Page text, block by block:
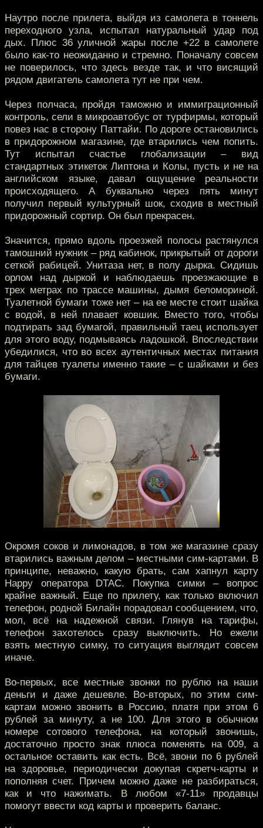
Наутро после прилета, выйдя из самолета в тоннель
переходного узла, испытал натуральный удар под
дых. Плюс 36 уличной жары после +22 в самолете
было как-то неожиданно и стремно. Поначалу совсем
не поверилось, что здесь везде так, и что висящий
рядом двигатель самолета тут не при чем.
Через полчаса, пройдя таможню и иммиграционный
контроль, сели в микроавтобус от турфирмы, который
повез нас в сторону Паттайи. По дороге остановились
в придорожном магазине, где втарились чем попить.
Тут испытал счастье глобализации – вид
стандартных этикеток Липтона и Колы, пусть и не на
английском языке, давал ощущение реальности
происходящего. А буквально через пять минут
получил первый культурный шок, сходив в местный
придорожный сортир. Он был прекрасен.
Значится, прямо вдоль проезжей полосы растянулся
тамошний нужник – ряд кабинок, прикрытый от дороги
сеткой рабицей. Унитаза нет, в полу дырка. Сидишь
орлом над дыркой и наблюдаешь проезжающие в
трех метрах по трассе машины, дымя беломориной.
Туалетной бумаги тоже нет – на ее месте стоит шайка
с водой, в ней плавает ковшик. Вместо того, чтобы
подтирать зад бумагой, правильный таец использует
для этого воду, подмываясь ладошкой. Впоследствии
убедилися, что во всех аутентичных местах питания
для тайцев туалеты именно такие – с шайками и без
бумаги.
Окромя соков и лимонадов, в том же магазине сразу
втарились важным делом – местными сим-картами. В
принципе, неважно, какую брать, сам хапнул карту
Happy оператора DTAC. Покупка симки – вопрос
крайне важный. Еще по прилету, как только включил
телефон, родной Билайн порадовал сообщением, что,
мол, всё на надежной связи. Глянув на тарифы,
телефон захотелось сразу выключить. Но ежели
взять местную симку, то ситуация выглядит совсем
иначе.
Во-первых, все местные звонки по рублю на наши
деньги и даже дешевле. Во-вторых, по этим сим-
картам можно звонить в Россию, платя при этом 6
рублей за минуту, а не 100. Для этого в обычном
номере сотового телефона, на который звонишь,
достаточно просто знак плюса поменять на 009, а
остальное оставить как есть. Всё, звони по 6 рублей
на здоровье, периодически докупая скретч-карты и
пополняя счет. Причем можно даже не разбираться,
как и что нажимать. В любом «7-11» продавцы
помогут ввести код карты и проверить баланс.